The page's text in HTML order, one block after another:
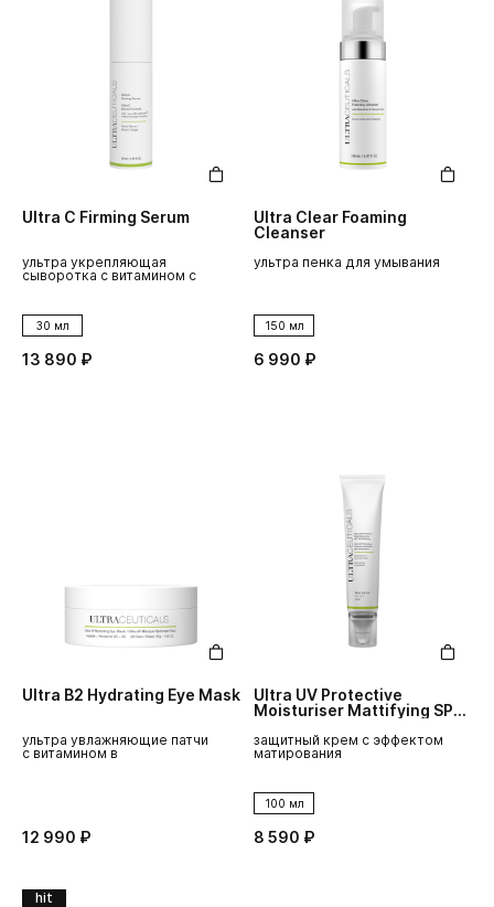
Ultra C Firming Serum
ультра укрепляющая
сыворотка с витамином с
30 мл
13 890 ₽
Ultra Clear Foaming
Cleanser
ультра пенка для умывания
150 мл
6 990 ₽
Ultra B2 Hydrating Eye Mask
ультра увлажняющие патчи
с витамином в
12 990 ₽
Ultra UV Protective
Moisturiser Mattifying SPF
защитный крем с эффектом
матирования
100 мл
8 590 ₽
hit